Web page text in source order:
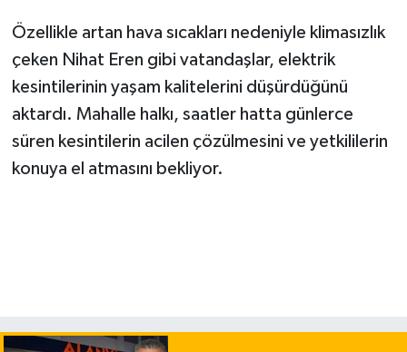
Özellikle artan hava sıcakları nedeniyle klimasızlık
çeken Nihat Eren gibi vatandaşlar, elektrik
kesintilerinin yaşam kalitelerini düşürdüğünü
aktardı. Mahalle halkı, saatler hatta günlerce
süren kesintilerin acilen çözülmesini ve yetkililerin
konuya el atmasını bekliyor.